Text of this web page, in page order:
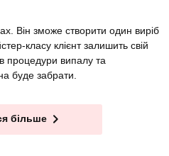
Він зможе створити один виріб
класу клієнт залишить свій
процедури випалу та
буде забрати.
більше